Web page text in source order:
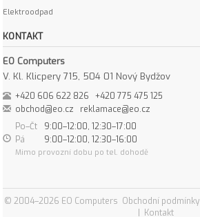
Elektroodpad
KONTAKT
EO Computers
V. Kl. Klicpery 715, 504 01 Nový Bydžov
+420 606 622 826
+420 775 475 125
obchod@eo.cz
reklamace@eo.cz
Po–Čt
9:00–12:00, 12:30–17:00
Pá
9:00–12:00, 12:30–16:00
Mimo provozní dobu po tel. dohodě
© 2004–2026 EO Computers Obchodní podmínky
Kontakt